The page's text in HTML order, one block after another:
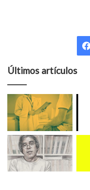
Últimos artículos